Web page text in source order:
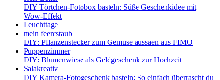
DIY Törtchen-Fotobox basteln: Süße Geschenkidee mit
Wow-Effekt
Leuchttage
mein feentstaub
DIY: Pflanzenstecker zum Gemüse aussäen aus FIMO
Puppenzimmer
DIY: Blumenwiese als Geldgeschenk zur Hochzeit
Salakreativ
DIY Kamera-Fotogeschenk basteln: So einfach überrascht du